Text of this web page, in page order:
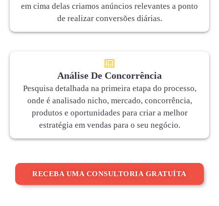
em cima delas criamos anúncios relevantes a ponto
de realizar conversões diárias.
Análise De Concorrência
Pesquisa detalhada na primeira etapa do processo,
onde é analisado nicho, mercado, concorrência,
produtos e oportunidades para criar a melhor
estratégia em vendas para o seu negócio.
RECEBA UMA CONSULTORIA GRATUÍTA